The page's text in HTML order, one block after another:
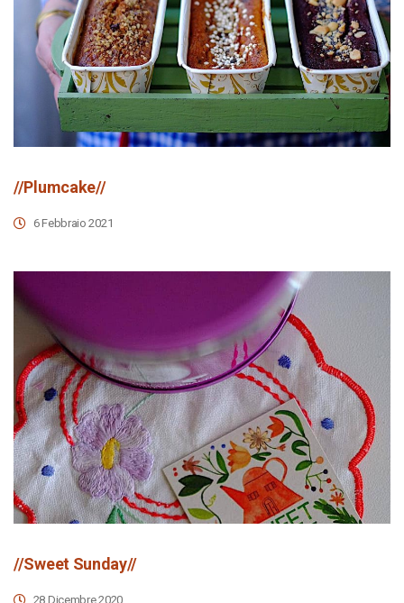
//Plumcake//
6 Febbraio 2021
//Sweet Sunday//
28 Dicembre 2020